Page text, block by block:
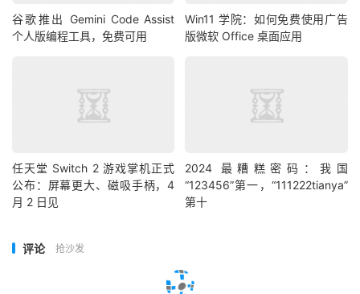
谷歌推出 Gemini Code Assist
个人版编程工具，免费可用
Win11 学院：如何免费使用广告
版微软 Office 桌面应用
任天堂 Switch 2 游戏掌机正式
公布：屏幕更大、磁吸手柄，4
月 2 日见
2024 最糟糕密码：我国
“123456”第一，“111222tianya”
第十
评论 抢沙发